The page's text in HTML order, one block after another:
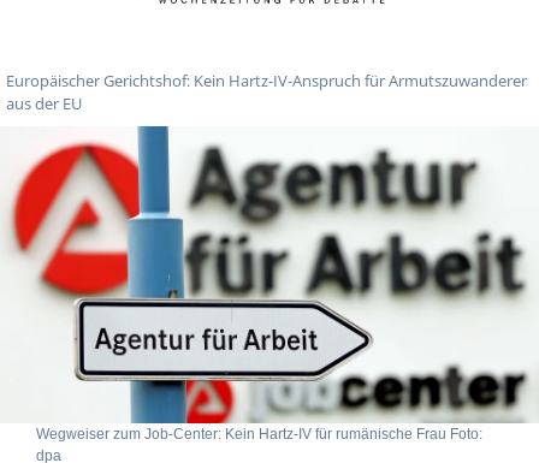
Europäischer Gerichtshof: Kein Hartz-IV-Anspruch für Armutszuwanderer
aus der EU
Wegweiser zum Job-Center: Kein Hartz-IV für rumänische Frau Foto:
dpa